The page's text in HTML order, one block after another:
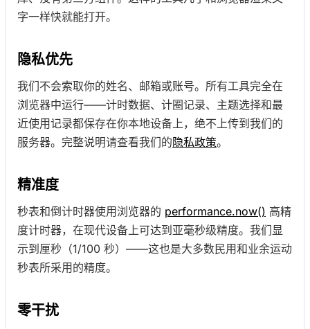
字一样快就能打开。
隐私优先
我们不会索取你的姓名、邮箱或账号。所有工具完全在
浏览器中运行——计时数据、计圈记录、主题选择和最
近使用记录都保存在你本地设备上，绝不上传到我们的
服务器。完整说明请查看我们的隐私政策。
精准度
秒表和倒计时器使用浏览器的 performance.now() 高精
度计时器，在现代设备上可达到亚毫秒级精度。我们显
示到厘秒（1/100 秒）——这也是大多数民用和业余运动
秒表所采用的精度。
零干扰